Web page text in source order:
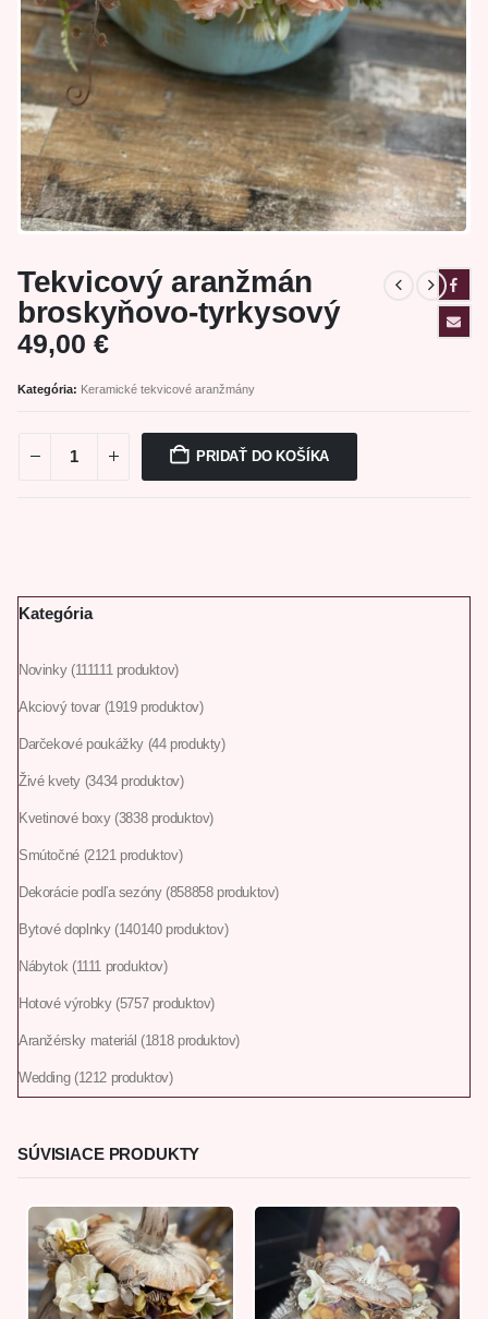
Tekvicový aranžmán
broskyňovo-tyrkysový
49,00 €
Kategória: Keramické tekvicové aranžmány
PRIDAŤ DO KOŠÍKA
Kategória
Novinky 111111 produktov
Akciový tovar 1919 produktov
Darčekové poukážky 44 produkty
Živé kvety 3434 produktov
Kvetinové boxy 3838 produktov
Smútočné 2121 produktov
Dekorácie podľa sezóny 858858 produktov
Bytové doplnky 140140 produktov
Nábytok 1111 produktov
Hotové výrobky 5757 produktov
Aranžérsky materiál 1818 produktov
Wedding 1212 produktov
SÚVISIACE PRODUKTY